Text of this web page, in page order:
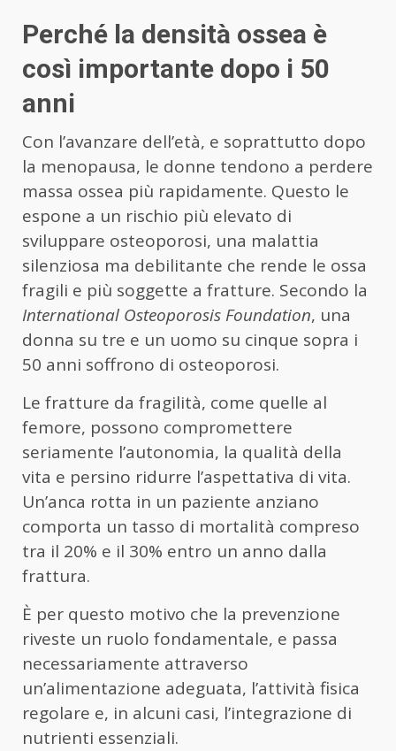
Perché la densità ossea è
così importante dopo i 50
anni
Con l’avanzare dell’età, e soprattutto dopo
la menopausa, le donne tendono a perdere
massa ossea più rapidamente. Questo le
espone a un rischio più elevato di
sviluppare osteoporosi, una malattia
silenziosa ma debilitante che rende le ossa
fragili e più soggette a fratture. Secondo la
International Osteoporosis Foundation, una
donna su tre e un uomo su cinque sopra i
50 anni soffrono di osteoporosi.
Le fratture da fragilità, come quelle al
femore, possono compromettere
seriamente l’autonomia, la qualità della
vita e persino ridurre l’aspettativa di vita.
Un’anca rotta in un paziente anziano
comporta un tasso di mortalità compreso
tra il 20% e il 30% entro un anno dalla
frattura.
È per questo motivo che la prevenzione
riveste un ruolo fondamentale, e passa
necessariamente attraverso
un’alimentazione adeguata, l’attività fisica
regolare e, in alcuni casi, l’integrazione di
nutrienti essenziali.